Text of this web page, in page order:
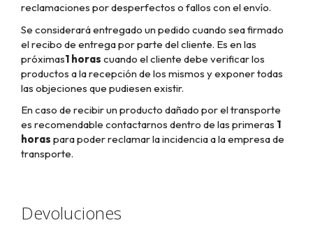
reclamaciones por desperfectos o fallos con el envío.
Se considerará entregado un pedido cuando sea firmado
el recibo de entrega por parte del cliente. Es en las
próximas1 horas cuando el cliente debe verificar los
productos a la recepción de los mismos y exponer todas
las objeciones que pudiesen existir.
En caso de recibir un producto dañado por el transporte
es recomendable contactarnos dentro de las primeras 1
horas para poder reclamar la incidencia a la empresa de
transporte.
Devoluciones